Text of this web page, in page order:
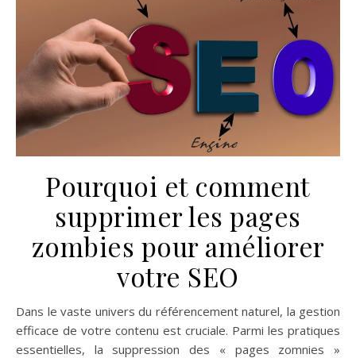
Pourquoi et comment
supprimer les pages
zombies pour améliorer
votre SEO
Dans le vaste univers du référencement naturel, la gestion
efficace de votre contenu est cruciale. Parmi les pratiques
essentielles, la suppression des « pages zomnies »